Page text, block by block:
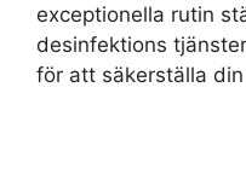
exceptionella rutin
desinfektions
för att säkerställa